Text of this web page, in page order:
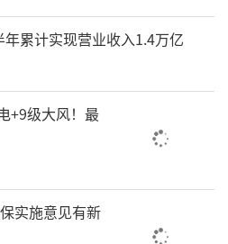
累计实现营业收入1.4万亿
+9级大风！最
实施意见有新